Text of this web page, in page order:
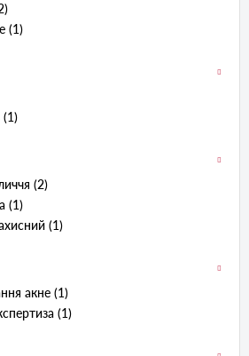
Зволоження ‏ (2)
Лікування акне ‏ (1)
Cantabria Labs ‏ (1)
Спрей для обличчя ‏ (2)
Спрей для тіла ‏ (1)
Спрей сонцезахисний ‏ (1)
Biretix - лікування акне ‏ (1)
Професійна експертиза ‏ (1)